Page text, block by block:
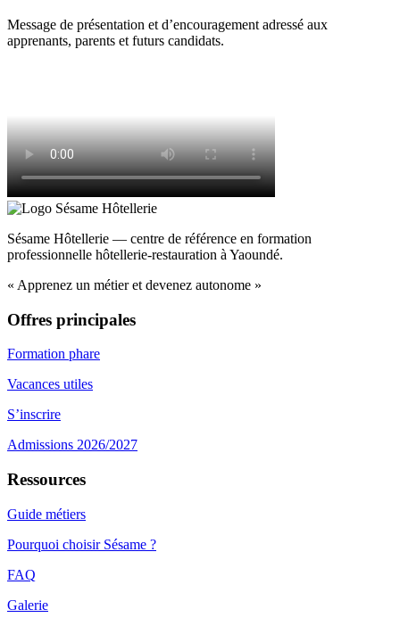
Message de présentation et d’encouragement adressé aux
apprenants, parents et futurs candidats.
Sésame Hôtellerie — centre de référence en formation
professionnelle hôtellerie-restauration à Yaoundé.
« Apprenez un métier et devenez autonome »
Offres principales
Formation phare
Vacances utiles
S’inscrire
Admissions 2026/2027
Ressources
Guide métiers
Pourquoi choisir Sésame ?
FAQ
Galerie